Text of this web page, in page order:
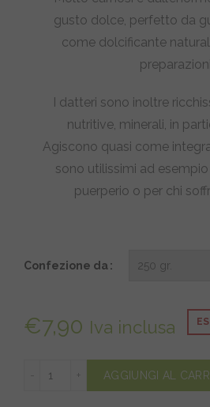
gusto dolce, perfetto da
come dolcificante
I datteri sono inoltre
nutritive, minerali, in
Agiscono quasi come
sono utilissimi ad
puerperio o per chi
Confezione da
€7,90 Iva inclusa
AGGIUNGI AL